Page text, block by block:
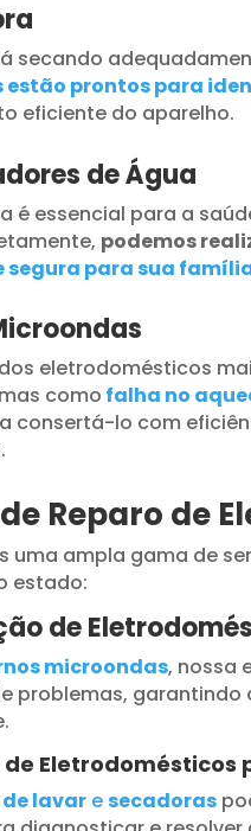
secando
estão prontos para
eficiente do aparelho.
de Água
é essencial para a
podemos
para sua
eletrodomésticos
como falha no
consertá-lo com
Reparo de
uma ampla gama de
estado:
de
microondas, nossa
problemas, garantindo
Eletrodomésticos
lavar esecadoras